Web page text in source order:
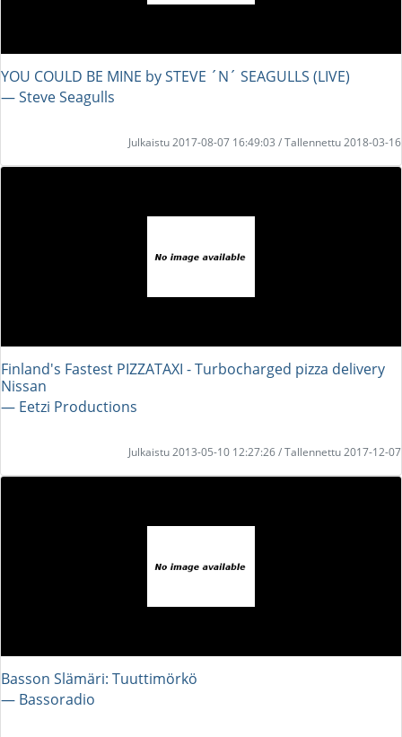
YOU COULD BE MINE by STEVE ´N´ SEAGULLS (LIVE)
― Steve Seagulls
Julkaistu 2017-08-07 16:49:03 / Tallennettu 2018-03-16
Finland's Fastest PIZZATAXI - Turbocharged pizza delivery
Nissan
― Eetzi Productions
Julkaistu 2013-05-10 12:27:26 / Tallennettu 2017-12-07
Basson Slämäri: Tuuttimörkö
― Bassoradio